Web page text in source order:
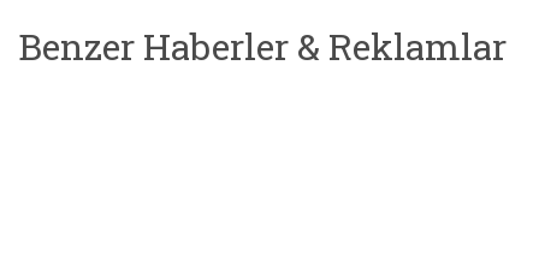
Benzer Haberler & Reklamlar